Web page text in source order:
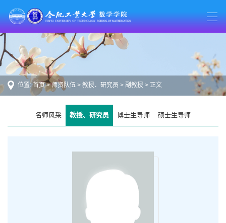
位置:首页>师资队伍 > 教授、研究员 > 副教授 > 正文
名师风采 教授、研究员 博士生导师 硕士生导师